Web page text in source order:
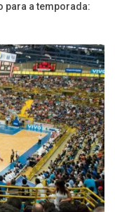
para a temporada: